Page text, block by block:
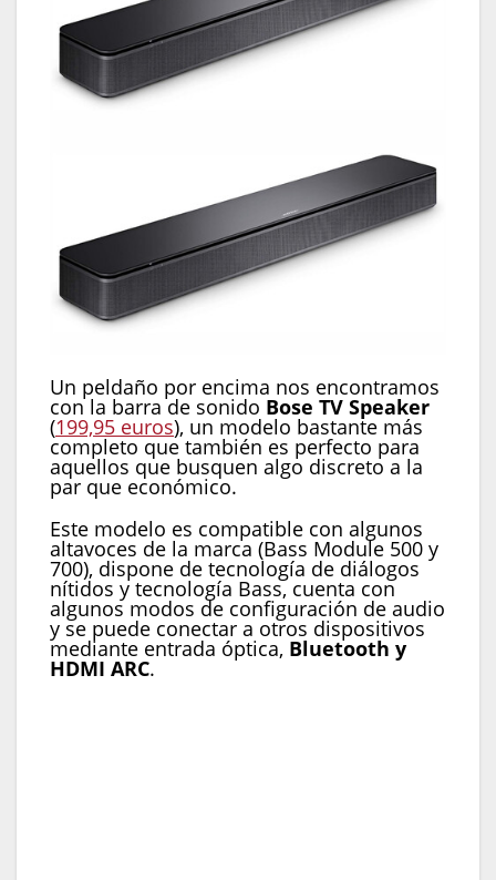
Un peldaño por encima nos encontramos
con la barra de sonido Bose TV Speaker
(199,95 euros), un modelo bastante más
completo que también es perfecto para
aquellos que busquen algo discreto a la
par que económico.
Este modelo es compatible con algunos
altavoces de la marca (Bass Module 500 y
700), dispone de tecnología de diálogos
nítidos y tecnología Bass, cuenta con
algunos modos de configuración de audio
y se puede conectar a otros dispositivos
mediante entrada óptica, Bluetooth y
HDMI ARC.